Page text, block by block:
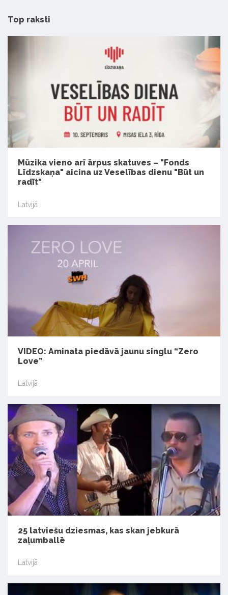
Top raksti
Mūzika vieno arī ārpus skatuves – "Fonds
Līdzskaņa" aicina uz Veselības dienu "Būt un
radīt"
Latvijā
VIDEO: Aminata piedāvā jaunu singlu “Zero
Love”
Latvijā
25 latviešu dziesmas, kas skan jebkurā
zaļumballē
Latvijā